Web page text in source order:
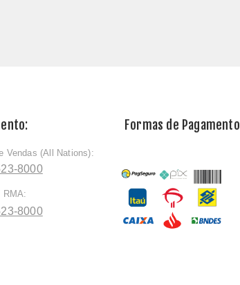
Vendas (All Nations):
8000
RMA:
8000
Formas de Pagamento